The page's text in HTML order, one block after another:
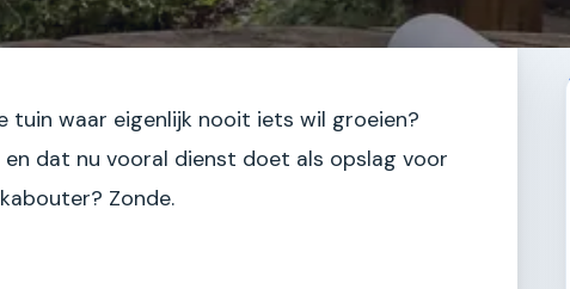
tuin waar eigenlijk nooit iets wil groeien?
dat nu vooral dienst doet als opslag voor
Zonde.